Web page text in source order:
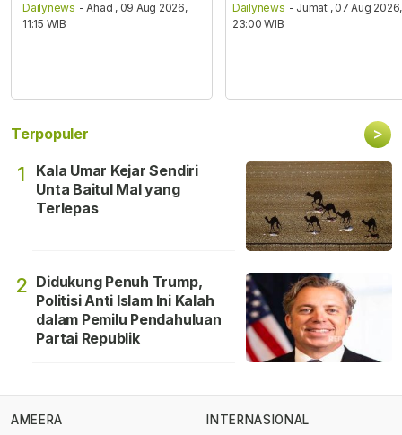
Dailynews - Ahad , 09 Aug 2026,
11:15 WIB
Dailynews - Jumat , 07 Aug 2026,
23:00 WIB
Terpopuler >
1
Kala Umar Kejar Sendiri
Unta Baitul Mal yang
Terlepas
2 Didukung Penuh Trump,
Politisi Anti Islam Ini Kalah
dalam Pemilu Pendahuluan
Partai Republik
AMEERA
INTERNASIONAL